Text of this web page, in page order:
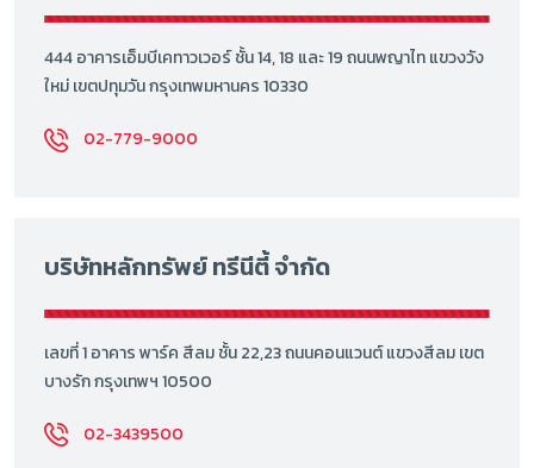
444 อาคารเอ็มบีเคทาวเวอร์ ชั้น 14, 18 และ 19 ถนนพญาไท แขวงวัง
ใหม่ เขตปทุมวัน กรุงเทพมหานคร 10330
02-779-9000
บริษัทหลักทรัพย์ ทรีนีตี้ จำกัด
เลขที่ 1 อาคาร พาร์ค สีลม ชั้น 22,23 ถนนคอนแวนต์ แขวงสีลม เขต
บางรัก กรุงเทพฯ 10500
02-3439500